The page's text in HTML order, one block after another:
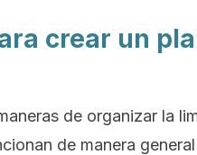
crear un
de organizar la
de manera